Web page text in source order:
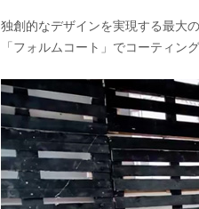
独創的なデザインを実現する最大
「フォルムコート」でコーティン